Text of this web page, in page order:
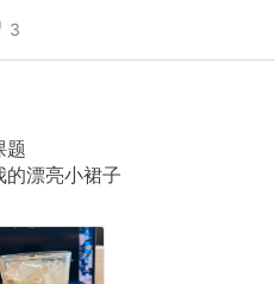
3
题
漂亮小裙子